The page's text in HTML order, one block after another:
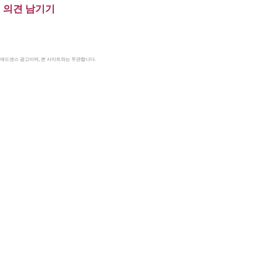
의견 남기기
드센스 광고이며, 본 사이트와는 무관합니다.